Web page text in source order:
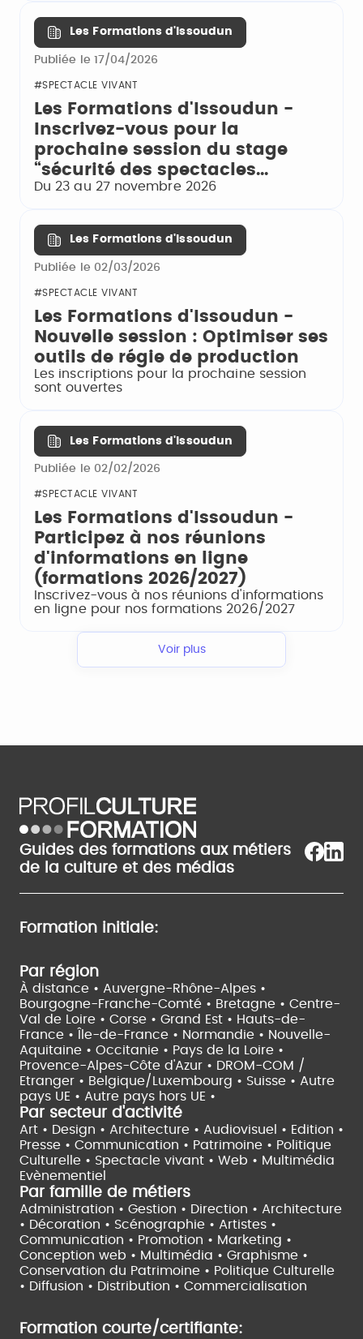
Les Formations d'Issoudun
Publiée le 17/04/2026
#SPECTACLE VIVANT
Les Formations d'Issoudun -
Inscrivez-vous pour la
prochaine session du stage
“sécurité des spectacles...
Du 23 au 27 novembre 2026
Les Formations d'Issoudun
Publiée le 02/03/2026
#SPECTACLE VIVANT
Les Formations d'Issoudun -
Nouvelle session : Optimiser ses
outils de régie de production
Les inscriptions pour la prochaine session
sont ouvertes
Les Formations d'Issoudun
Publiée le 02/02/2026
#SPECTACLE VIVANT
Les Formations d'Issoudun -
Participez à nos réunions
d'informations en ligne
(formations 2026/2027)
Inscrivez-vous à nos réunions d'informations
en ligne pour nos formations 2026/2027
Voir plus
Guides des formations aux métiers
de la culture et des médias
Formation initiale:
Par région
À distance • Auvergne-Rhône-Alpes •
Bourgogne-Franche-Comté • Bretagne • Centre-
Val de Loire • Corse • Grand Est • Hauts-de-
France •
Île-de-France • Normandie • Nouvelle-
Aquitaine • Occitanie • Pays de la Loire •
Provence-Alpes-Côte d'Azur • DROM-COM /
Etranger • Belgique/Luxembourg • Suisse • Autre
pays UE • Autre pays hors UE •
Par secteur d'activité
Art • Design • Architecture • Audiovisuel • Edition •
Presse • Communication • Patrimoine • Politique
Culturelle • Spectacle vivant • Web • Multimédia
Evènementiel
Par famille de métiers
Administration • Gestion • Direction • Architecture
• Décoration • Scénographie • Artistes •
Communication • Promotion • Marketing •
Conception web • Multimédia • Graphisme •
Conservation du Patrimoine • Politique Culturelle
• Diffusion • Distribution • Commercialisation
Formation courte/certifiante: